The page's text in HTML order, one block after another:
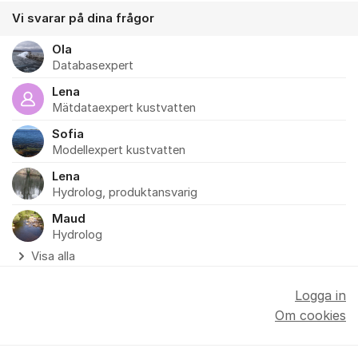
Vi svarar på dina frågor
Ola
Databasexpert
Lena
Mätdataexpert kustvatten
Sofia
Modellexpert kustvatten
Lena
Hydrolog, produktansvarig
Maud
Hydrolog
Visa alla
Logga in
Om cookies